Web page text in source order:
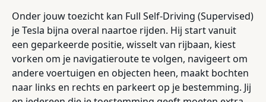
Onder jouw toezicht kan Full Self-Driving (Supervised)
je Tesla bijna overal naartoe rijden. Hij start vanuit
een geparkeerde positie, wisselt van rijbaan, kiest
vorken om je navigatieroute te volgen, navigeert om
andere voertuigen en objecten heen, maakt bochten
naar links en rechts en parkeert op je bestemming. Jij